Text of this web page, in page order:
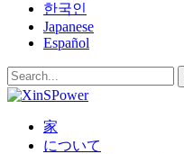
한국인
Japanese
Español
家
について